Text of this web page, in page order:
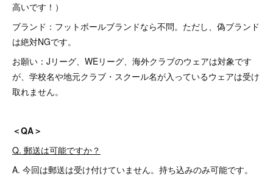
高いです！）
ブランド：フットボールブランドなら不問。ただし、偽ブランド
は絶対NGです。
お願い：Jリーグ、WEリーグ、海外クラブのウェアは対象です
が、学校名や地元クラブ・スクール名が入っているウェアは受け
取れません。
＜QA＞
Q. 郵送は可能ですか？
A. 今回は郵送は受け付けていません。持ち込みのみ可能です。